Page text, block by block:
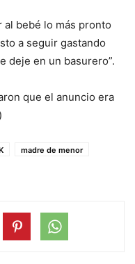
al bebé lo más pronto
a seguir gastando
deje en un basurero”.
que el anuncio era
madre de menor